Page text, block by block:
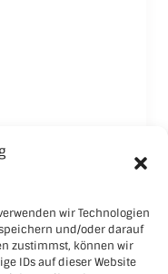
wir Technologien
und/oder darauf
zustimmst, können wir
IDs auf dieser Website